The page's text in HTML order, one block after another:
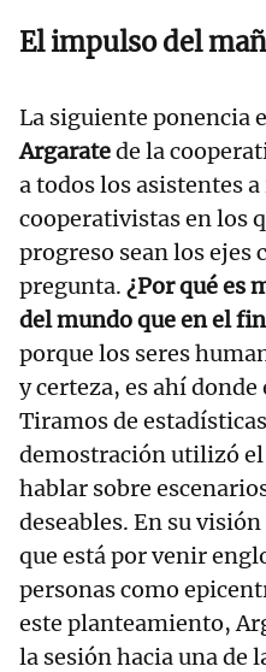
El impulso del
La siguiente ponencia
Argaratede la
a todos los asistentes
cooperativistas en los
progreso sean los ejes
pregunta. ¿Por qué es
del mundo que en el
porque los seres
y certeza, es ahí
Tiramos de
demostración utilizó el
hablar sobre
deseables. En su
que está por venir
personas como
este planteamiento,
la sesión hacia una de